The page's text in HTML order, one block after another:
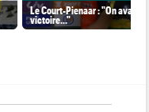
Le Court-Pienaar : "On avait
victoire..."